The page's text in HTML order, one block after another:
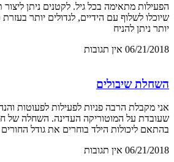
הפעילות מתאימה בכל גיל. לקטנים ניתן ליצור
שיוכלו לשלוף עם הידיים, לגדולים יותר
יותר ניתן להניח
06/21/2018 אין תגובות
השחלת שיבולים
אני מקבלת הרבה פניות לפעילות לפעוטות
שעובדת על המוטוריקה העדינה. השחלה של
בהתאם ליכולות הילד בוחרים את גודל החורים
06/21/2018 אין תגובות